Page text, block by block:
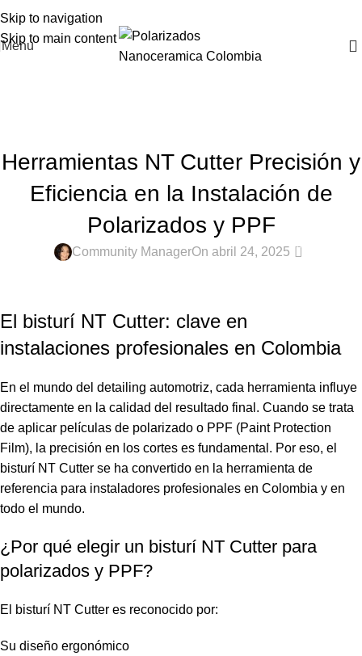
Skip to navigation
Skip to main content
Menu
Herramientas NT Cutter Precisión y
Eficiencia en la Instalación de
Polarizados y PPF
Community ManagerOn abril 24, 2025 0
El bisturí NT Cutter: clave en
instalaciones profesionales en Colombia
En el mundo del detailing automotriz, cada herramienta influye
directamente en la calidad del resultado final. Cuando se trata
de aplicar películas de polarizado o PPF (Paint Protection
Film), la precisión en los cortes es fundamental. Por eso, el
bisturí NT Cutter se ha convertido en la herramienta de
referencia para instaladores profesionales en Colombia y en
todo el mundo.
¿Por qué elegir un bisturí NT Cutter para
polarizados y PPF?
El bisturí NT Cutter es reconocido por:
Su diseño ergonómico